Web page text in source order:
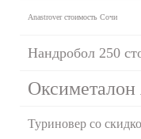
Anastrover стоимость Сочи
Нандробол 250
Оксиметалон
Туриновер со